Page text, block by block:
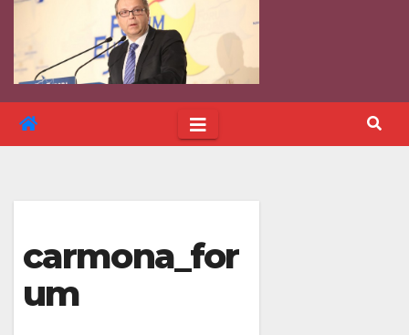
carmona_for
um